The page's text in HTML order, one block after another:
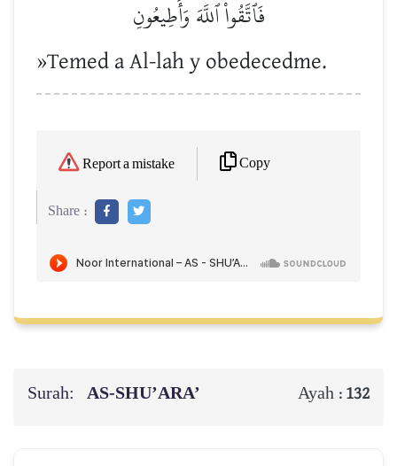
فَٱتَّقُواْ ٱللَّهَ وَأَطِيعُونِ
»Temed a Al-lah y obedecedme.
Report a mistake Copy
Share :
Surah: AS-SHU’ARA’ Ayah : 132